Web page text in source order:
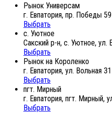
Рынок Универсам
г. Евпатория, пр. Победы
Выбрать
с. Уютное
Сакский р-н, с. Уютное, ул.
Выбрать
Рынок на Короленко
г. Евпатория, ул. Вольная 31
Выбрать
пгт. Мирный
г. Евпатория, пгт. Мирный,
Выбрать